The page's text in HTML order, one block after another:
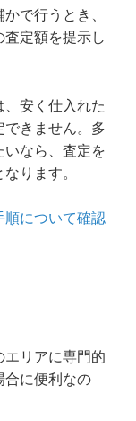
で行うとき、
定額を提示し
安く仕入れた
できません。多
いなら、査定を
ります。
順について確認
エリアに専門的
合に便利なの